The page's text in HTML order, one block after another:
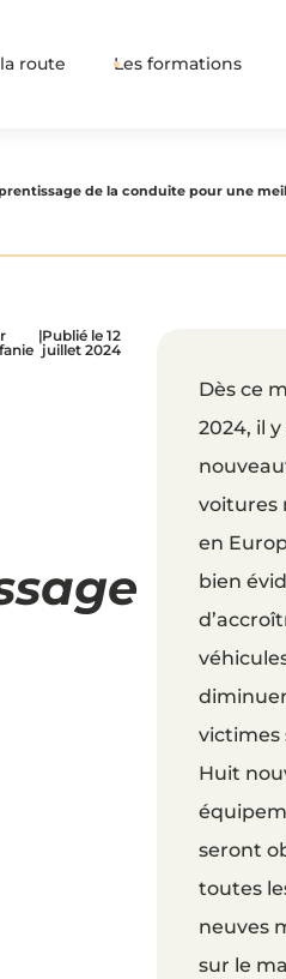
route Les formations
de la conduite pour une
|Publié le 12
juillet 2024
Dès ce
2024, il
voitures
en
bien
victimes
Huit
seront
toutes
neuves
sur le